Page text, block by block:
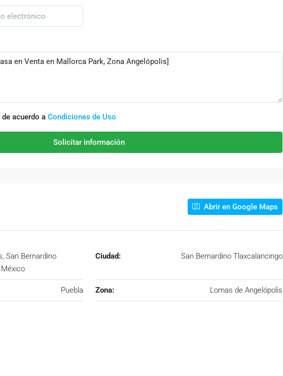
acuerdo a Condiciones de Uso
Solicitar información
Abrir en Google Maps
San Bernardino
Ciudad: San Bernardino Tlaxcalancingo
Puebla Zona: Lomas de Angelópolis